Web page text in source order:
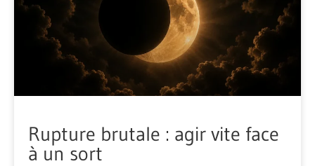
Rupture brutale : agir vite face
à un sort